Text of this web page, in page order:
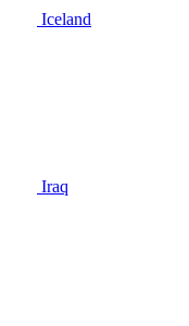
Iceland
Iraq